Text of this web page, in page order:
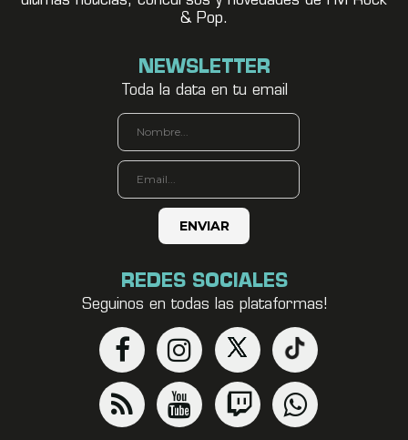
& Pop.
NEWSLETTER
Toda la data en tu email
REDES SOCIALES
Seguinos en todas las plataformas!